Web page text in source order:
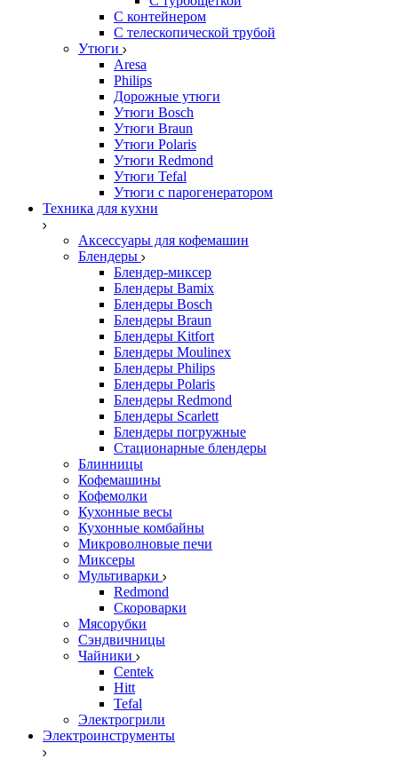
С контейнером
С телескопической трубой
Утюги
Aresa
Philips
Дорожные утюги
Утюги Bosch
Утюги Braun
Утюги Polaris
Утюги Redmond
Утюги Tefal
Утюги с парогенератором
Техника для кухни
Аксессуары для кофемашин
Блендеры
Блендер-миксер
Блендеры Bamix
Блендеры Bosch
Блендеры Braun
Блендеры Kitfort
Блендеры Moulinex
Блендеры Philips
Блендеры Polaris
Блендеры Redmond
Блендеры Scarlett
Блендеры погружные
Стационарные блендеры
Блинницы
Кофемашины
Кофемолки
Кухонные весы
Кухонные комбайны
Микроволновые печи
Миксеры
Мультиварки
Redmond
Скороварки
Мясорубки
Сэндвичницы
Чайники
Centek
Hitt
Tefal
Электрогрили
Электроинструменты